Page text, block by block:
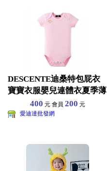
DESCENTE迪桑特包屁衣
寶寶衣服嬰兒連體衣夏季薄
款短袖三角哈衣純棉
400 元 會員 200 元
愛迪達批發網